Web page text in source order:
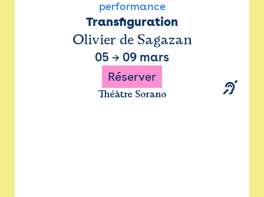
performance
Transfiguration
Olivier de Sagazan
05 → 09 mars
Réserver
Théâtre Sorano